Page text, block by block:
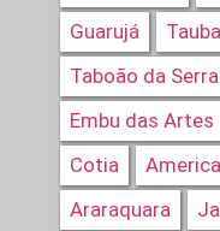
Guarujá
Taboão da Serra
Embu das Artes
Cotia
Araraquara